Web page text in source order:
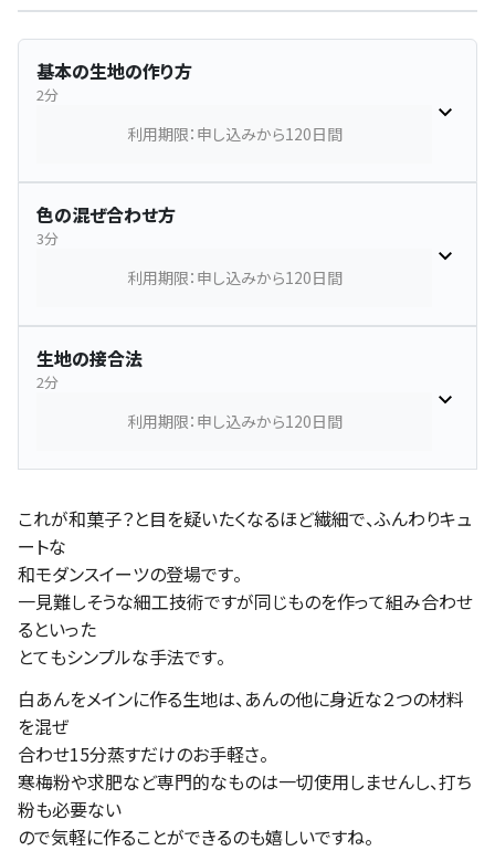
基本の生地の作り方
2分
利用期限：申し込みから120日間
色の混ぜ合わせ方
3分
利用期限：申し込みから120日間
生地の接合法
2分
利用期限：申し込みから120日間
これが和菓子？と目を疑いたくなるほど繊細で、ふんわりキュ
ートな
和モダンスイーツの登場です。
一見難しそうな細工技術ですが同じものを作って組み合わせ
るといった
とてもシンプルな手法です。
白あんをメインに作る生地は、あんの他に身近な２つの材料
を混ぜ
合わせ15分蒸すだけのお手軽さ。
寒梅粉や求肥など専門的なものは一切使用しませんし、打ち
粉も必要ない
ので気軽に作ることができるのも嬉しいですね。